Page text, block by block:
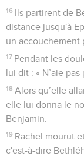
16 Ils partirent de
distance jusqu'à
un accouchement
17 Pendant les
lui dit : « N’aie
18 Alors qu’elle
elle lui donna le
Benjamin.
19 Rachel mourut
c'est-à-dire